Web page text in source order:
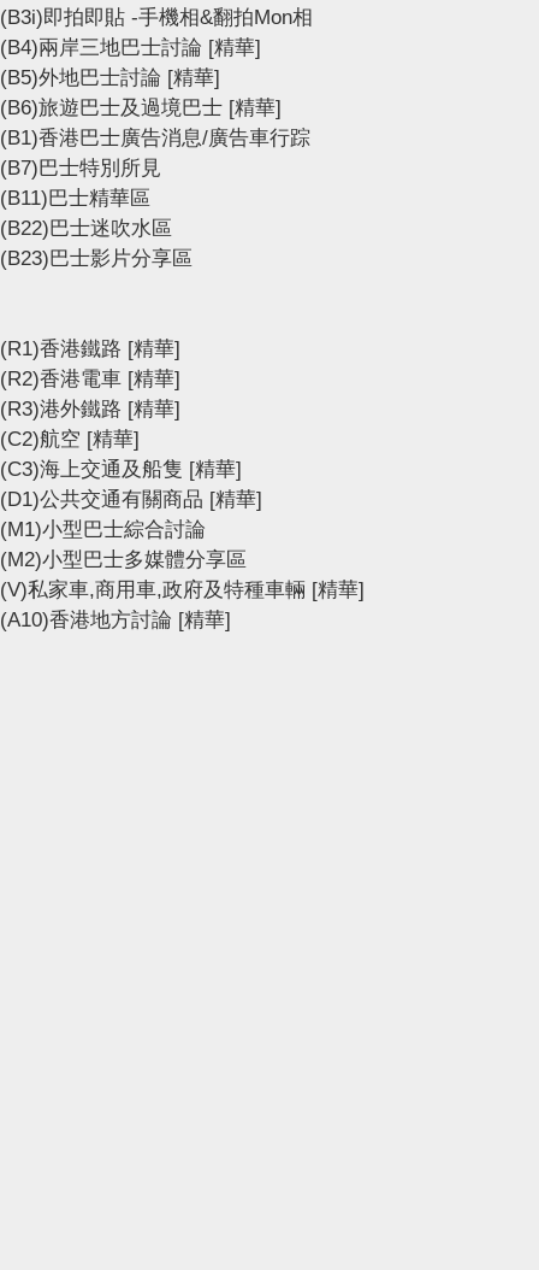
(B3i)即拍即貼 -手機相&翻拍Mon相
(B4)兩岸三地巴士討論 [精華]
(B5)外地巴士討論 [精華]
(B6)旅遊巴士及過境巴士 [精華]
(B1)香港巴士廣告消息/廣告車行踪
(B7)巴士特別所見
(B11)巴士精華區
(B22)巴士迷吹水區
(B23)巴士影片分享區
(R1)香港鐵路 [精華]
(R2)香港電車 [精華]
(R3)港外鐵路 [精華]
(C2)航空 [精華]
(C3)海上交通及船隻 [精華]
(D1)公共交通有關商品 [精華]
(M1)小型巴士綜合討論
(M2)小型巴士多媒體分享區
(V)私家車,商用車,政府及特種車輛 [精華]
(A10)香港地方討論 [精華]